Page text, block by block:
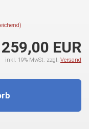
259,00 EUR
inkl. 19% MwSt. zzgl. Versand